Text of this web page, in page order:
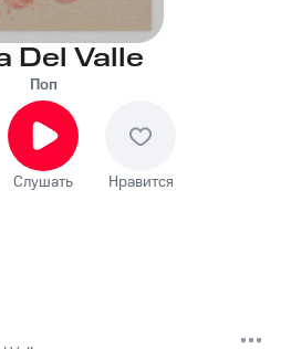
Del Valle
Поп
Слушать Нравится